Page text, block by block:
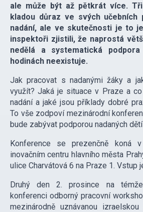
ale může být až pětkrát více.
kladou důraz ve svých učebních
nadání, ale ve skutečnosti je to
inspektoři zjistili, že naprostá
nedělá a systematická
hodinách neexistuje.
Jak pracovat s nadanými žáky a
využít? Jaká je situace v Praze a
nadání a jaké jsou příklady dobré
To vše zodpoví mezinárodní
bude zabývat podporou nadaných
Konference se prezenčně koná
inovačním centru hlavního města
ulice Charvátová 6 na Praze 1. Vstup
Druhý den 2. prosince na
konferenci odborný pracovní
mezinárodně uznávanou